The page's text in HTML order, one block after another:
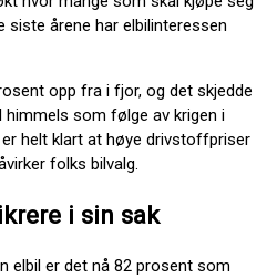
siste årene har elbilinteressen
opp fra i fjor, og det skjedde
himmels som følge av krigen i
helt klart at høye drivstoffpriser
folks bilvalg.
i sin sak
elbil er det nå 82 prosent som